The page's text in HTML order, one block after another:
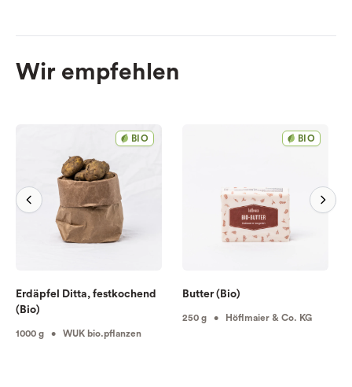
Wir empfehlen
BIO
Erdäpfel Ditta, festkochend
(Bio)
1000 g • WUK bio.pflanzen
BIO
Butter (Bio)
250 g • Höflmaier & Co. KG